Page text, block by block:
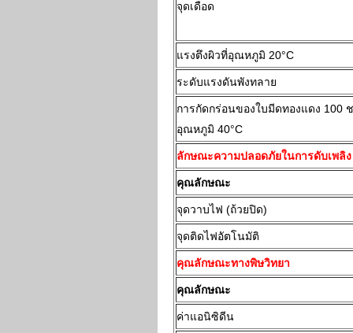
จุดเดือด
แรงตึงผิวที่อุณหภูมิ 20°C
ระดับแรงดันพังทลาย
การกัดกร่อนของใบมีดทองแดง 100
อุณหภูมิ 40°C
ลักษณะความปลอดภัยในการดับเพลิง
คุณลักษณะ
จุดวาบไฟ (ถ้วยปิด)
จุดติดไฟอัตโนมัติ
คุณลักษณะทางพิษวิทยา
คุณลักษณะ
ค่าแอนิซิดีน